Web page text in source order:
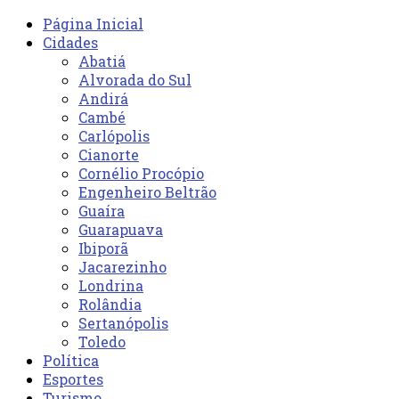
Página Inicial
Cidades
Abatiá
Alvorada do Sul
Andirá
Cambé
Carlópolis
Cianorte
Cornélio Procópio
Engenheiro Beltrão
Guaíra
Guarapuava
Ibiporã
Jacarezinho
Londrina
Rolândia
Sertanópolis
Toledo
Política
Esportes